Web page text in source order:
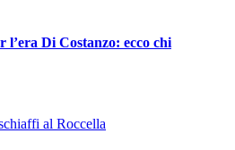
Di Costanzo: ecco chi